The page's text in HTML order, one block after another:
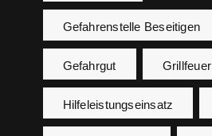
Gefahrenstelle Beseitigen
Gefahrgut Grillfeuer
Hilfeleistungseinsatz